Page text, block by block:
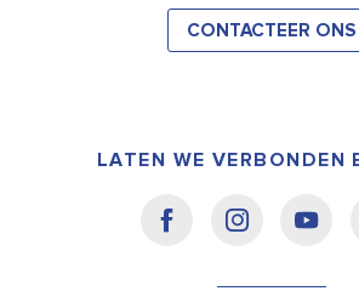
CONTACTEER ONS
LATEN WE VERBONDEN